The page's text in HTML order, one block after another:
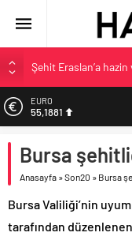
Şehit Eraslan’a hazin
Toprak Razgatlıoğlu
Malatya’da Bakırcılar
İzmit
EURO
55,1881
6.660,55
BİST
47,7111
Bursa
Anasayfa »Son20 » Bursa
Bursa Valiliği’nin
tarafından